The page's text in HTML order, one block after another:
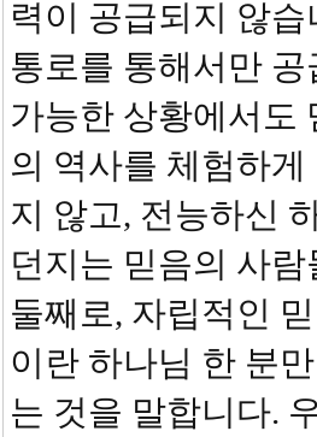
력이 공급되지 않
통로를 통해서만
가능한 상황에서도
의 역사를 체험하
지 않고, 전능하신
던지는 믿음의 사
둘째로, 자립적인
이란 하나님 한 분
는 것을 말합니다.